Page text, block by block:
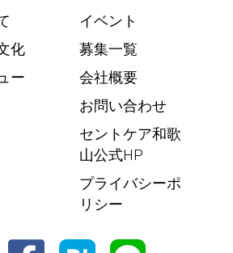
化
ー
イベント
募集一覧
会社概要
お問い合わせ
セントケア和歌
山公式HP
プライバシーポ
リシー